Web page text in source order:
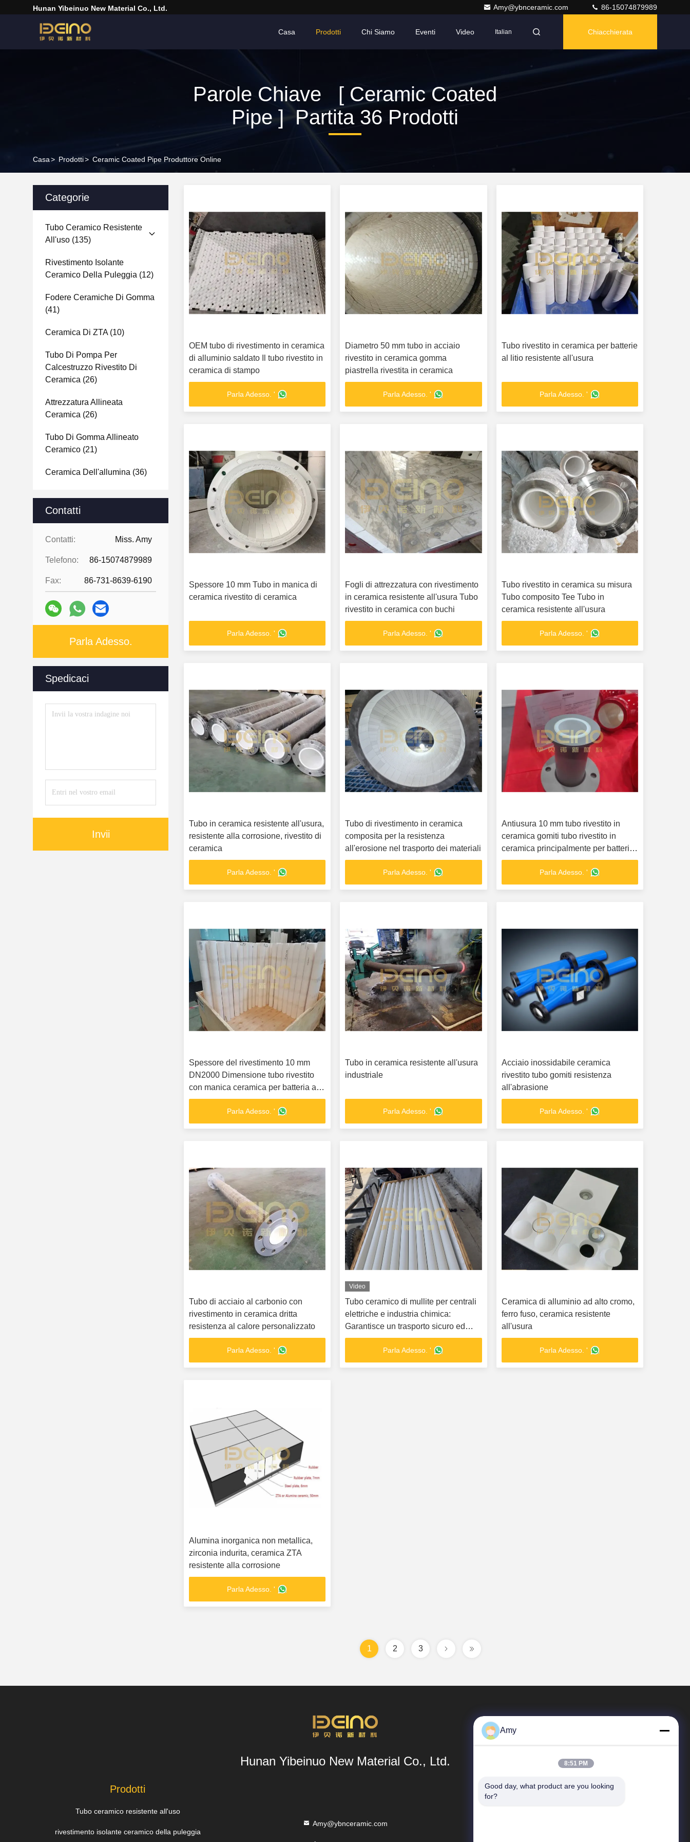
Hunan Yibeinuo New Material Co., Ltd. Amy@ybnceramic.com 86-15074879989
Casa Prodotti Chi Siamo Eventi Video Italian Chiacchierata
Parole Chiave [ Ceramic Coated
Pipe ] Partita 36 Prodotti
Casa> Prodotti> Ceramic Coated Pipe Produttore Online
Categorie
Tubo Ceramico Resistente
All'uso (135)
Rivestimento Isolante
Ceramico Della Puleggia (12)
Fodere Ceramiche Di Gomma
(41)
Ceramica Di ZTA(10)
Tubo Di Pompa Per
Calcestruzzo Rivestito Di
Ceramica (26)
Attrezzatura Allineata
Ceramica (26)
Tubo Di Gomma Allineato
Ceramico (21)
Ceramica Dell'allumina (36)
Contatti
Contatti: Miss. Amy
Telefono: 86-15074879989
Fax: 86-731-8639-6190
Parla Adesso.
Spedicaci
Invii
OEM tubo di rivestimento in ceramica
di alluminio saldato Il tubo rivestito in
ceramica di stampo
Parla Adesso. '
Diametro 50 mm tubo in acciaio
rivestito in ceramica gomma
piastrella rivestita in ceramica
Parla Adesso. '
Tubo rivestito in ceramica per batterie
al litio resistente all'usura
Parla Adesso. '
Spessore 10 mm Tubo in manica di
ceramica rivestito di ceramica
Parla Adesso. '
Fogli di attrezzatura con rivestimento
in ceramica resistente all'usura Tubo
rivestito in ceramica con buchi
Parla Adesso. '
Tubo rivestito in ceramica su misura
Tubo composito Tee Tubo in
ceramica resistente all'usura
Parla Adesso. '
Tubo in ceramica resistente all'usura,
resistente alla corrosione, rivestito di
ceramica
Parla Adesso. '
Tubo di rivestimento in ceramica
composita per la resistenza
all'erosione nel trasporto dei materiali
Parla Adesso. '
Antiusura 10 mm tubo rivestito in
ceramica gomiti tubo rivestito in
ceramica principalmente per batteria
al litio
Parla Adesso. '
Spessore del rivestimento 10 mm
DN2000 Dimensione tubo rivestito
con manica ceramica per batteria al
litio
Parla Adesso. '
Tubo in ceramica resistente all'usura
industriale
Parla Adesso. '
Acciaio inossidabile ceramica
rivestito tubo gomiti resistenza
all'abrasione
Parla Adesso. '
Tubo di acciaio al carbonio con
rivestimento in ceramica dritta
resistenza al calore personalizzato
Parla Adesso. '
Video
Tubo ceramico di mullite per centrali
elettriche e industria chimica:
Garantisce un trasporto sicuro ed
efficiente, elevata resistenza
all'abrasione e alle temperature
Parla Adesso. '
Ceramica di alluminio ad alto cromo,
ferro fuso, ceramica resistente
all'usura
Parla Adesso. '
Alumina inorganica non metallica,
zirconia indurita, ceramica ZTA
resistente alla corrosione
Parla Adesso. '
1 2 3
Hunan Yibeinuo New Material Co., Ltd.
Prodotti
Tubo ceramico resistente all'uso
rivestimento isolante ceramico della puleggia
Amy@ybnceramic.com
Link Veloci
Amy
8:51 PM
Good day, what product are you looking
for?